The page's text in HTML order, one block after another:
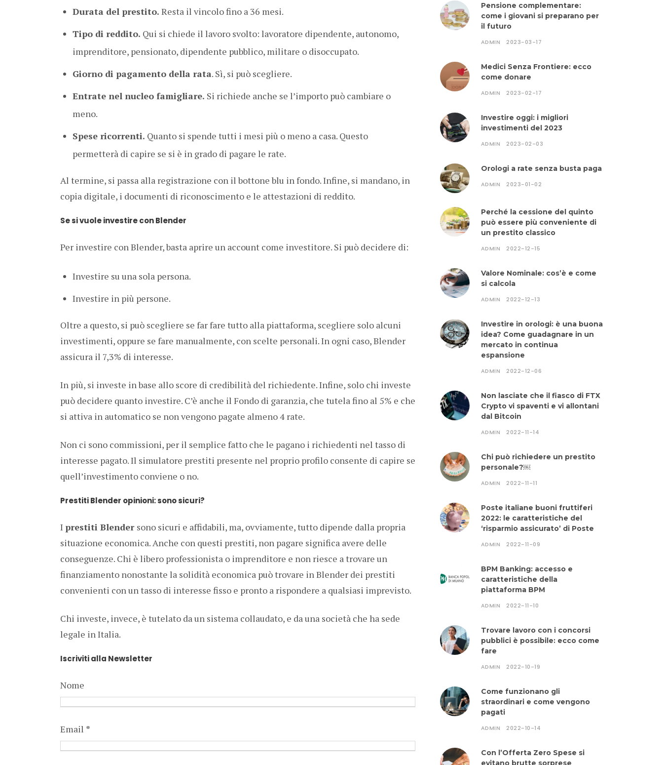
Durata del prestito. Resta il vincolo fino a 36 mesi.
Tipo di reddito. Qui si chiede il lavoro svolto: lavoratore dipendente, autonomo,
imprenditore, pensionato, dipendente pubblico, militare o disoccupato.
Giorno di pagamento della rata. Sì, si può scegliere.
Entrate nel nucleo famigliare. Si richiede anche se l’importo può cambiare o
meno.
Spese ricorrenti. Quanto si spende tutti i mesi più o meno a casa. Questo
permetterà di capire se si è in grado di pagare le rate.
Al termine, si passa alla registrazione con il bottone blu in fondo. Infine, si mandano, in
copia digitale, i documenti di riconoscimento e le attestazioni di reddito.
Se si vuole investire con Blender
Per investire con Blender, basta aprire un account come investitore. Si può decidere di:
Investire su una sola persona.
Investire in più persone.
Oltre a questo, si può scegliere se far fare tutto alla piattaforma, scegliere solo alcuni
investimenti, oppure se fare manualmente, con scelte personali. In ogni caso, Blender
assicura il 7,3% di interesse.
In più, si investe in base allo score di credibilità del richiedente. Infine, solo chi investe
può decidere quanto investire. C’è anche il Fondo di garanzia, che tutela fino al 5% e che
si attiva in automatico se non vengono pagate almeno 4 rate.
Non ci sono commissioni, per il semplice fatto che le pagano i richiedenti nel tasso di
interesse pagato. Il simulatore prestiti presente nel proprio profilo consente di capire se
quell’investimento conviene o no.
Prestiti Blender opinioni: sono sicuri?
I prestiti Blender sono sicuri e affidabili, ma, ovviamente, tutto dipende dalla propria
situazione economica. Anche con questi prestiti, non pagare significa avere delle
conseguenze. Chi è libero professionista o imprenditore e non riesce a trovare un
finanziamento nonostante la solidità economica può trovare in Blender dei prestiti
convenienti con un tasso di interesse fisso e pronto a rispondere a qualsiasi imprevisto.
Chi investe, invece, è tutelato da un sistema collaudato, e da una società che ha sede
legale in Italia.
Iscriviti alla Newsletter
Nome
Email *
Pensione complementare:
come i giovani si preparano per
il futuro
ADMIN 2023-03-17
Medici Senza Frontiere: ecco
come donare
ADMIN 2023-02-17
Investire oggi: i migliori
investimenti del 2023
ADMIN 2023-02-03
Orologi a rate senza busta paga
ADMIN 2023-01-02
Perché la cessione del quinto
può essere più conveniente di
un prestito classico
ADMIN 2022-12-15
Valore Nominale: cos’è e come
si calcola
ADMIN 2022-12-13
Investire in orologi: è una buona
idea? Come guadagnare in un
mercato in continua
espansione
ADMIN 2022-12-06
Non lasciate che il fiasco di FTX
Crypto vi spaventi e vi allontani
dal Bitcoin
ADMIN 2022-11-14
Chi può richiedere un prestito
personale?￼
ADMIN 2022-11-11
Poste italiane buoni fruttiferi
2022: le caratteristiche del
‘risparmio assicurato’ di Poste
ADMIN 2022-11-09
BPM Banking: accesso e
caratteristiche della
piattaforma BPM
ADMIN 2022-11-10
Trovare lavoro con i concorsi
pubblici è possibile: ecco come
fare
ADMIN 2022-10-19
Come funzionano gli
straordinari e come vengono
pagati
ADMIN 2022-10-14
Con l’Offerta Zero Spese si
evitano brutte sorprese